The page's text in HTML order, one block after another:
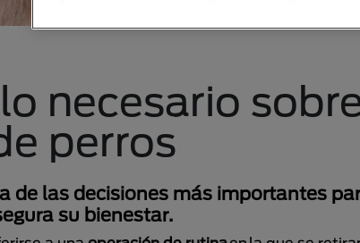
necesario
perros
de las decisiones más importantes
su bienestar.